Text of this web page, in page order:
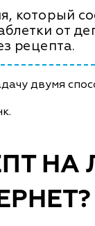
от
рецепта.
двумя
НА